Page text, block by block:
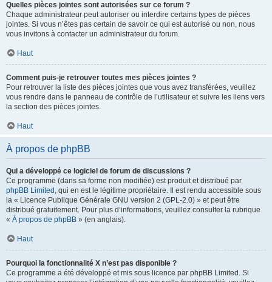
Quelles pièces jointes sont autorisées sur ce forum ?
Chaque administrateur peut autoriser ou interdire certains types de pièces
jointes. Si vous n’êtes pas certain de savoir ce qui est autorisé ou non, nous
vous invitons à contacter un administrateur du forum.
Haut
Comment puis-je retrouver toutes mes pièces jointes ?
Pour retrouver la liste des pièces jointes que vous avez transférées, veuillez
vous rendre dans le panneau de contrôle de l’utilisateur et suivre les liens vers
la section des pièces jointes.
Haut
À propos de phpBB
Qui a développé ce logiciel de forum de discussions ?
Ce programme (dans sa forme non modifiée) est produit et distribué par
phpBB Limited , qui en est le légitime propriétaire. Il est rendu accessible sous
la « Licence Publique Générale GNU version 2 (GPL-2.0) » et peut être
distribué gratuitement. Pour plus d’informations, veuillez consulter la rubrique
« À propos de phpBB » (en anglais).
Haut
Pourquoi la fonctionnalité X n’est pas disponible ?
Ce programme a été développé et mis sous licence par phpBB Limited. Si